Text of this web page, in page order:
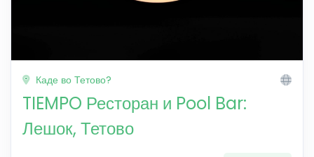
Каде во Тетово?
TIEMPO Ресторан и Pool Bar:
Лешок, Тетово